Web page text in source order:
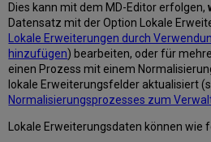
Dies kann mit dem MD-Editor erfolgen,
Datensatz mit der Option Lokale
Lokale Erweiterungen durch
hinzufügen) bearbeiten, oder für
einen Prozess mit einem
lokale Erweiterungsfelder aktualisiert
Normalisierungsprozesses zum
Lokale Erweiterungsdaten können wie